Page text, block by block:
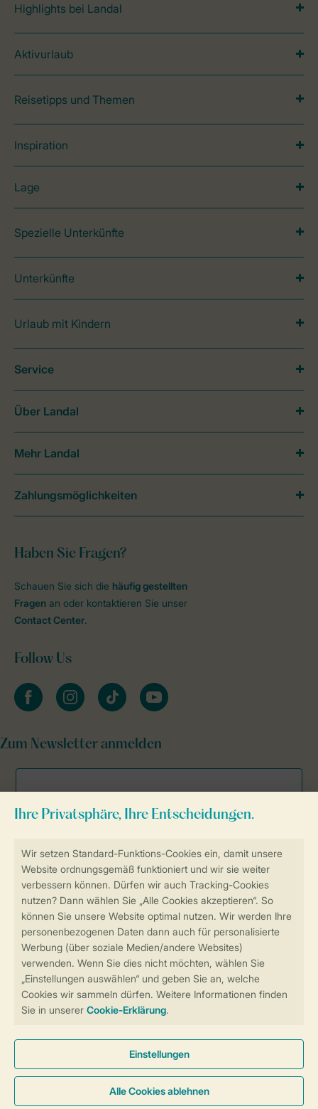
Sicherstellung Deiner Privatsphäre
Weitere Informationen und Einstellungen
Sicher und schnell zur Online-Buchung
Sichere Datenübertragung
Sicheres Bezahlen
Highlights bei Landal
Aktivurlaub
Reisetipps und Themen
Inspiration
Lage
Spezielle Unterkünfte
Unterkünfte
Urlaub mit Kindern
Haben Sie Fragen?
Schauen Sie sich die häufig gestellten
Fragen an oder kontaktieren Sie unser
Contact Center.
Follow Us
facebookinstagramtiktok youtube
Zum Newsletter anmelden
Service
Über Landal
Mehr Landal
Zahlungsmöglichkeiten
Allgemeine Bedingungen Impressum
Cookies und Banner
Barrierefreiheit